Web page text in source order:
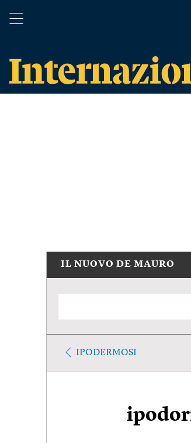
IL NUOVO DE MAURO
IPODERMOSI